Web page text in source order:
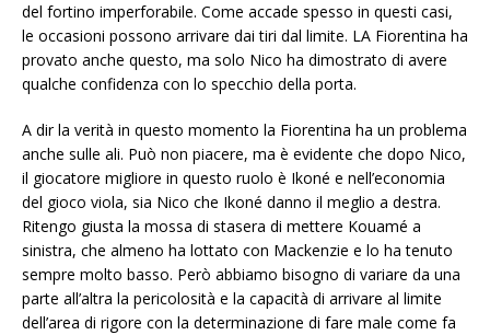
del fortino imperforabile. Come accade spesso in questi casi,
le occasioni possono arrivare dai tiri dal limite. LA Fiorentina ha
provato anche questo, ma solo Nico ha dimostrato di avere
qualche confidenza con lo specchio della porta.
A dir la verità in questo momento la Fiorentina ha un problema
anche sulle ali. Può non piacere, ma è evidente che dopo Nico,
il giocatore migliore in questo ruolo è Ikoné e nell’economia
del gioco viola, sia Nico che Ikoné danno il meglio a destra.
Ritengo giusta la mossa di stasera di mettere Kouamé a
sinistra, che almeno ha lottato con Mackenzie e lo ha tenuto
sempre molto basso. Però abbiamo bisogno di variare da una
parte all’altra la pericolosità e la capacità di arrivare al limite
dell’area di rigore con la determinazione di fare male come fa